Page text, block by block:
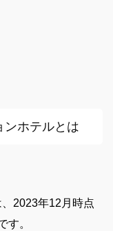
ンホテルとは
2023年12月時点
す。